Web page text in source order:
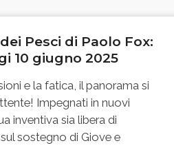
Pesci di Paolo Fox:
10 giugno 2025
e la fatica, il panorama si
Impegnati in nuovi
inventiva sia libera di
sostegno di Giove e